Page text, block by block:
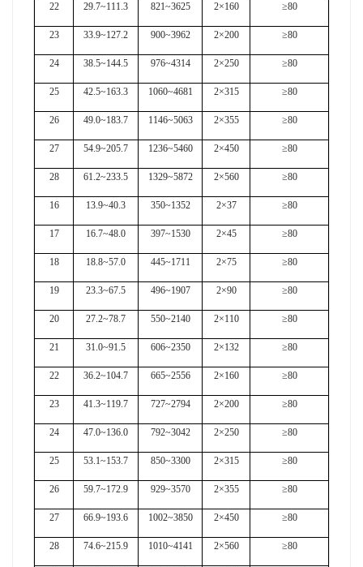
22 29.7~111.3 821~3625 2×160 ≥80
23 33.9~127.2 900~3962 2×200 ≥80
24 38.5~144.5 976~4314 2×250 ≥80
25 42.5~163.3 1060~4681 2×315 ≥80
26 49.0~183.7 1146~5063 2×355 ≥80
27 54.9~205.7 1236~5460 2×450 ≥80
28 61.2~233.5 1329~5872 2×560 ≥80
16 13.9~40.3 350~1352 2×37 ≥80
17 16.7~48.0 397~1530 2×45 ≥80
18 18.8~57.0 445~1711 2×75 ≥80
19 23.3~67.5 496~1907 2×90 ≥80
20 27.2~78.7 550~2140 2×110 ≥80
21 31.0~91.5 606~2350 2×132 ≥80
22 36.2~104.7 665~2556 2×160 ≥80
23 41.3~119.7 727~2794 2×200 ≥80
24 47.0~136.0 792~3042 2×250 ≥80
25 53.1~153.7 850~3300 2×315 ≥80
26 59.7~172.9 929~3570 2×355 ≥80
27 66.9~193.6 1002~3850 2×450 ≥80
28 74.6~215.9 1010~4141 2×560 ≥80